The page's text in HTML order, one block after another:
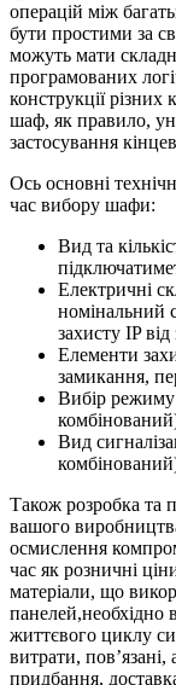
операцій між
бути простими за
можуть мати
програмованих
конструкції різних
шаф, як правило,
застосування
Ось основні
час вибору шафи:
Вид та
Електричні
номінальний
захисту IP
Елементи
замикання,
Вибір
Вид
Також розробка та
вашого
осмислення
час як розничні
матеріали, що
панелей,необхідно
життєвого циклу
витрати,
придбання,